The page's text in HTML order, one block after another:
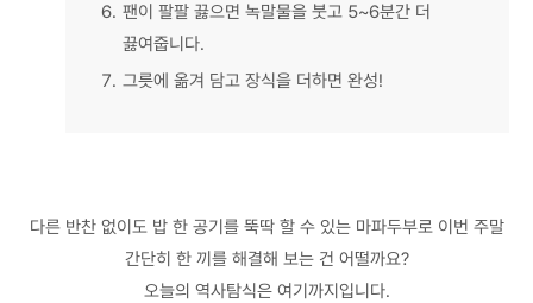
6. 팬이 팔팔 끓으면 녹말물을 붓고 5~6분간 더
끓여줍니다.
7. 그릇에 옮겨 담고 장식을 더하면 완성!
다른 반찬 없이도 밥 한 공기를 뚝딱 할 수 있는 마파두부로 이번 주말
간단히 한 끼를 해결해 보는 건 어떨까요?
오늘의 역사탐식은 여기까지입니다.